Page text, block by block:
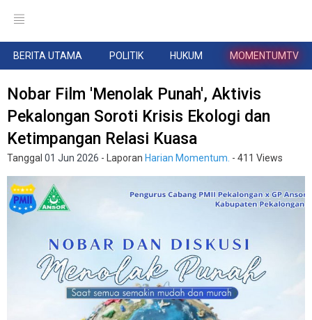
BERITA UTAMA POLITIK HUKUM MOMENTUMTV
Nobar Film 'Menolak Punah', Aktivis
Pekalongan Soroti Krisis Ekologi dan
Ketimpangan Relasi Kuasa
Tanggal 01 Jun 2026 - Laporan Harian Momentum. - 411 Views